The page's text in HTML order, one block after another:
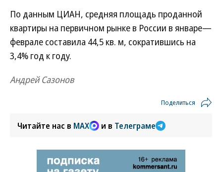
По данным ЦИАН, средняя площадь проданной
квартиры на первичном рынке в России в январе—
феврале составила 44,5 кв. м, сократившись на
3,4% год к году.
Андрей Сазонов
Поделиться
Читайте нас в MAX и в Телеграме